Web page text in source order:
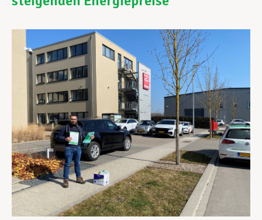
Berufliche Weiterentwicklung
Mitglied werden
Aktuell